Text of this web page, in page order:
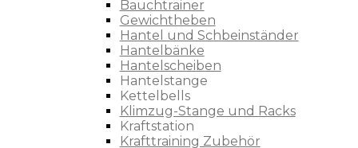
Bauchtrainer
Gewichtheben
Hantel und Schbeinständer
Hantelbänke
Hantelscheiben
Hantelstange
Kettelbells
Klimzug-Stange und Racks
Kraftstation
Krafttraining Zubehör